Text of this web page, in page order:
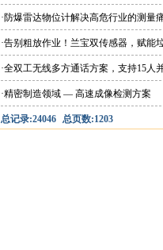
·防爆雷达物位计解决高危行业的测量
·告别粗放作业！兰宝双传感器，赋能
·全双工无线多方通话方案，支持15人
·精密制造领域 — 高速成像检测方案
总记录:24046 总页数:1203